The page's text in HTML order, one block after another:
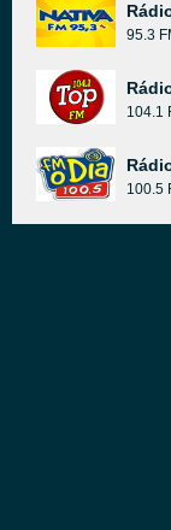
95.3
104.1
100.5